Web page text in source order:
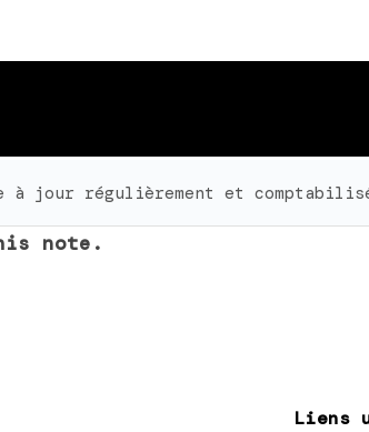
à jour régulièrement et
note.
Liens